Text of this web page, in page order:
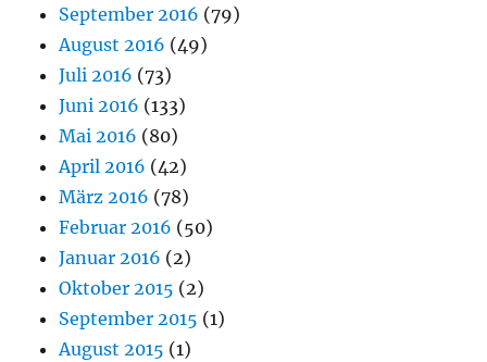
September 2016 (79)
August 2016 (49)
Juli 2016 (73)
Juni 2016 (133)
Mai 2016 (80)
April 2016 (42)
März 2016 (78)
Februar 2016 (50)
Januar 2016 (2)
Oktober 2015 (2)
September 2015 (1)
August 2015 (1)